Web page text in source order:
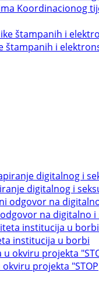
Koordinacionog
štampanih i
digitalnog i
na digitalno i
institucija u borbi
okviru projekta "STOP